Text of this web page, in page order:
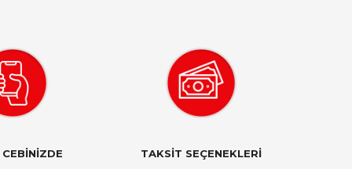
TAKSİT SEÇENEKLERİ